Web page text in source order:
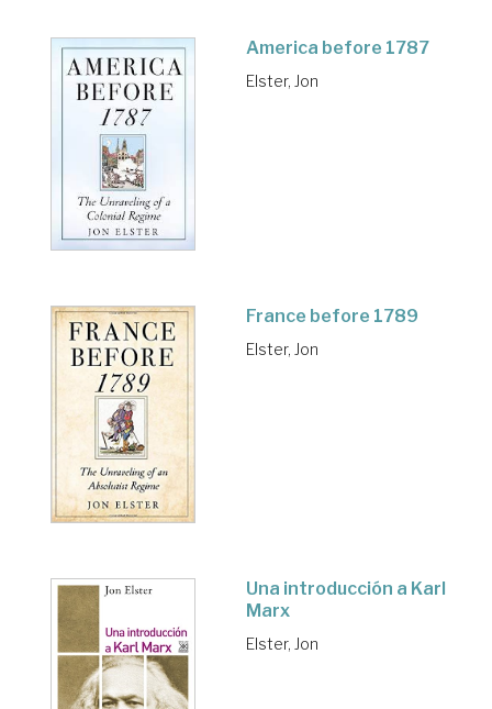
America before 1787
Elster, Jon
France before 1789
Elster, Jon
Una introducción a Karl
Marx
Elster, Jon